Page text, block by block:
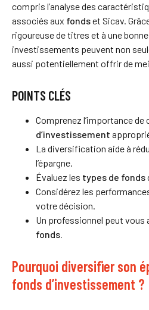
compris l’analyse des
associés aux fondset Sicav.
rigoureuse de titres et à une
investissements peuvent non
aussi potentiellement offrir de
POINTS CLÉS
Comprenez l’importance de
d’investissement
La diversification aide à
l’épargne.
Évaluez les types de fonds
Considérez les
votre décision.
Un professionnel peut vous
fonds.
Pourquoi diversifier son
fonds d’investissement ?